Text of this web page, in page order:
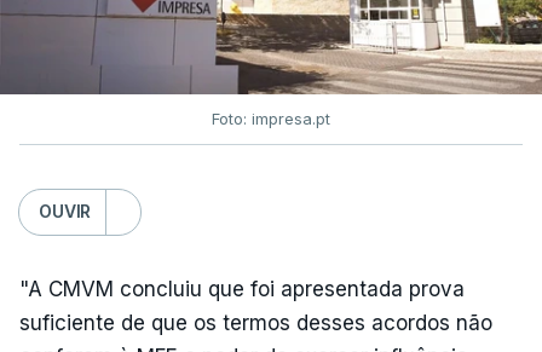
Foto: impresa.pt
OUVIR
"A CMVM concluiu que foi apresentada prova
suficiente de que os termos desses acordos não